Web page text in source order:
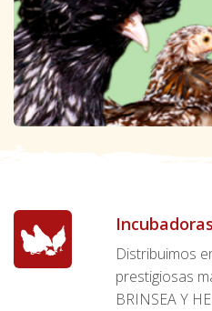
Distribuimos
prestigiosas
BRINSEA Y